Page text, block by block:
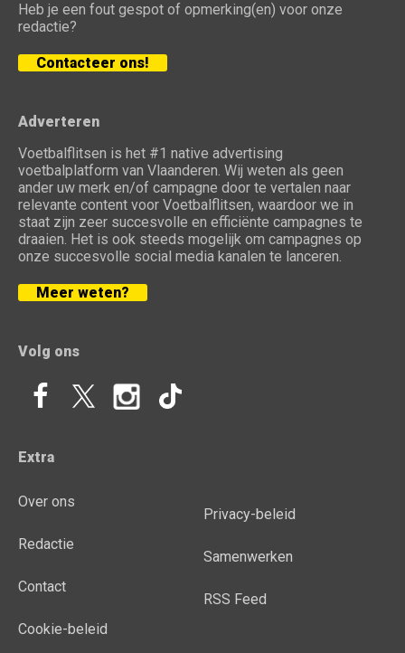
Heb je een fout gespot of opmerking(en) voor onze
redactie?
Contacteer ons!
Adverteren
Voetbalflitsen is het #1 native advertising
voetbalplatform van Vlaanderen. Wij weten als geen
ander uw merk en/of campagne door te vertalen naar
relevante content voor Voetbalflitsen, waardoor we in
staat zijn zeer succesvolle en efficiënte campagnes te
draaien. Het is ook steeds mogelijk om campagnes op
onze succesvolle social media kanalen te lanceren.
Meer weten?
Volg ons
Extra
Over ons
Redactie
Contact
Cookie-beleid
Privacy-beleid
Samenwerken
RSS Feed